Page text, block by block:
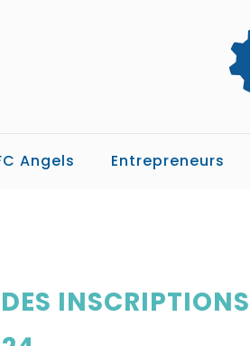
Angels Entrepreneurs